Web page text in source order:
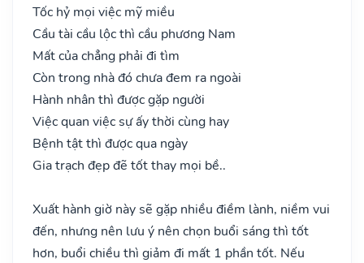
Tốc hỷ mọi việc mỹ miều
Cầu tài cầu lộc thì cầu phương Nam
Mất của chẳng phải đi tìm
Còn trong nhà đó chưa đem ra ngoài
Hành nhân thì được gặp người
Việc quan việc sự ấy thời cùng hay
Bệnh tật thì được qua ngày
Gia trạch đẹp đẽ tốt thay mọi bề..
Xuất hành giờ này sẽ gặp nhiều điềm lành, niềm vui
đến, nhưng nên lưu ý nên chọn buổi sáng thì tốt
hơn, buổi chiều thì giảm đi mất 1 phần tốt. Nếu